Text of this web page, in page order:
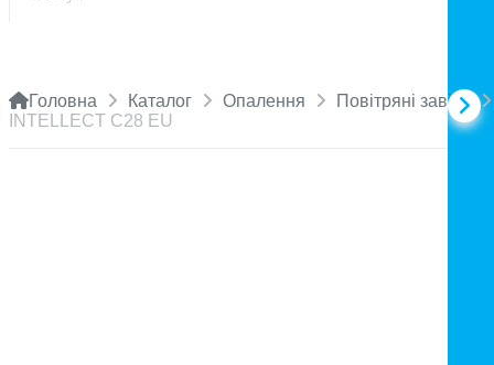
Головна Каталог Опалення
Повітряні завіси
INTELLECT C28 EU